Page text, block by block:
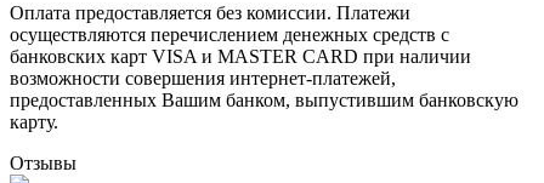
Оплата предоставляется без комиссии. Платежи
осуществляются перечислением денежных средств с
банковских карт VISA и MASTER CARD при наличии
возможности совершения интернет-платежей,
предоставленных Вашим банком, выпустившим банковскую
карту.
Отзывы